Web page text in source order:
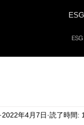
2022年4月7日 読了時間: